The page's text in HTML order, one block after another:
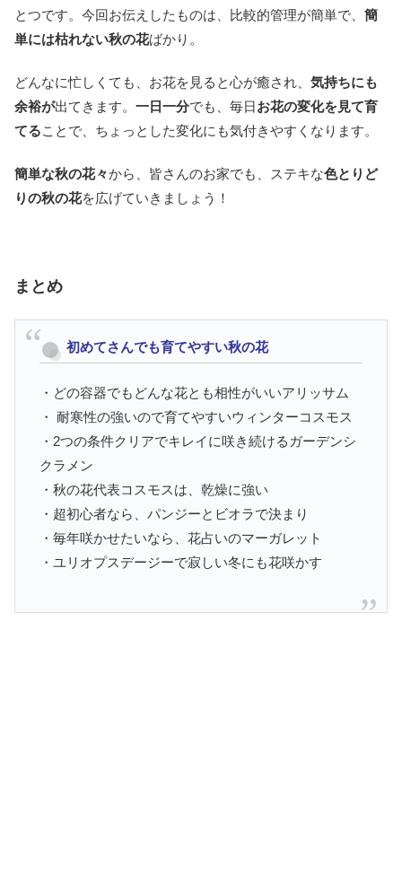
とつです。今回お伝えしたものは、比較的管理が簡単で、 簡
単には枯れない秋の花ばかり。
どんなに忙しくても、お花を見ると心が癒され、 気持ちにも
余裕が出てきます。 一日一分でも、毎日お花の変化を見て育
てることで、ちょっとした変化にも気付きやすくなります。
簡単な秋の花々から、皆さんのお家でも、ステキな色とりど
りの秋の花を広げていきましょう！
まとめ
初めてさんでも育てやすい秋の花
・どの容器でもどんな花とも相性がいいアリッサム
・ 耐寒性の強いので育てやすいウィンターコスモス
・2つの条件クリアでキレイに咲き続けるガーデンシ
クラメン
・秋の花代表コスモスは、乾燥に強い
・超初心者なら、パンジーとビオラで決まり
・毎年咲かせたいなら、花占いのマーガレット
・ユリオプスデージーで寂しい冬にも花咲かす